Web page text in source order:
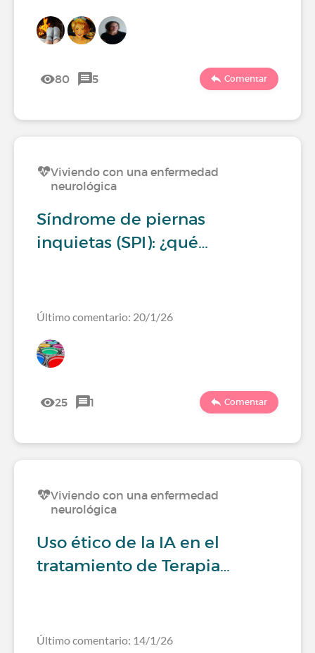
80 5 Comentar
Viviendo con una enfermedad
neurológica
Síndrome de piernas
inquietas (SPI): ¿qué…
Último comentario: 20/1/26
25 1 Comentar
Viviendo con una enfermedad
neurológica
Uso ético de la IA en el
tratamiento de Terapia…
Último comentario: 14/1/26